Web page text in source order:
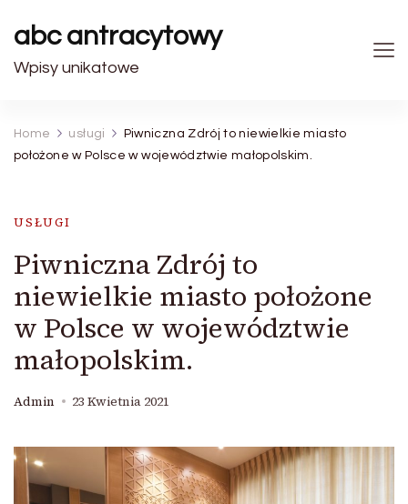
abc antracytowy
Wpisy unikatowe
Home usługi
Piwniczna Zdrój to niewielkie miasto
położone w Polsce w województwie małopolskim.
USŁUGI
Piwniczna Zdrój to
niewielkie miasto położone
w Polsce w województwie
małopolskim.
Admin 23 Kwietnia 2021